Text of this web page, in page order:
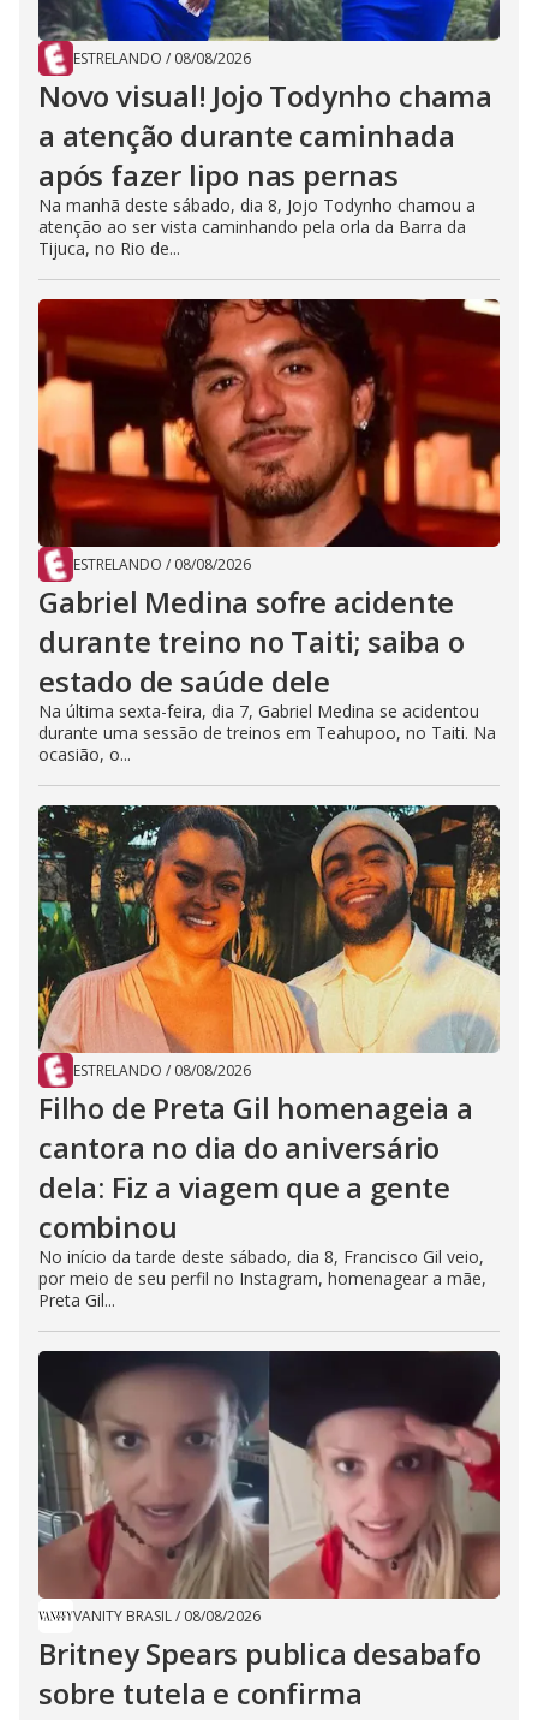
ESTRELANDO / 08/08/2026
Novo visual! Jojo Todynho chama
a atenção durante caminhada
após fazer lipo nas pernas
Na manhã deste sábado, dia 8, Jojo Todynho chamou a
atenção ao ser vista caminhando pela orla da Barra da
Tijuca, no Rio de...
ESTRELANDO / 08/08/2026
Gabriel Medina sofre acidente
durante treino no Taiti; saiba o
estado de saúde dele
Na última sexta-feira, dia 7, Gabriel Medina se acidentou
durante uma sessão de treinos em Teahupoo, no Taiti. Na
ocasião, o...
ESTRELANDO / 08/08/2026
Filho de Preta Gil homenageia a
cantora no dia do aniversário
dela: Fiz a viagem que a gente
combinou
No início da tarde deste sábado, dia 8, Francisco Gil veio,
por meio de seu perfil no Instagram, homenagear a mãe,
Preta Gil...
VANITY BRASIL/ 08/08/2026
Britney Spears publica desabafo
sobre tutela e confirma